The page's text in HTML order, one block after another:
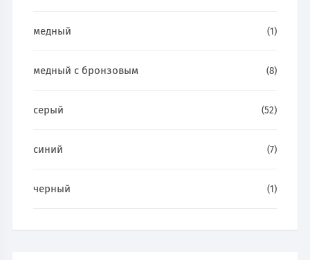
медный (1)
медный с бронзовым (8)
серый (52)
синий (7)
черный (1)